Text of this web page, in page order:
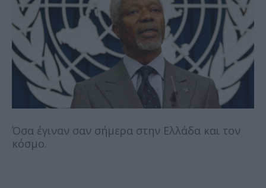
Όσα έγιναν σαν σήμερα στην Ελλάδα και τον
κόσμο.